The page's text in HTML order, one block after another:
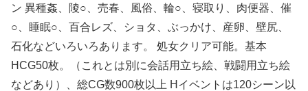
ン 異種姦、陵○、売春、風俗、輪○、寝取り、肉便器、催
○、睡眠○、百合レズ、ショタ、ぶっかけ、産卵、壁尻、
石化などいろいろあります。 処女クリア可能。基本
HCG50枚。（これとは別に会話用立ち絵、戦闘用立ち絵
などあり）、総CG数900枚以上 Hイベントは120シーン以